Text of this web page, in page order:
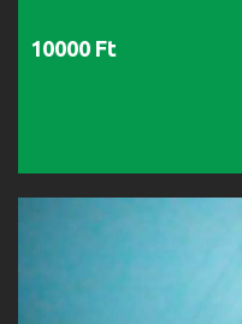
10000 Ft